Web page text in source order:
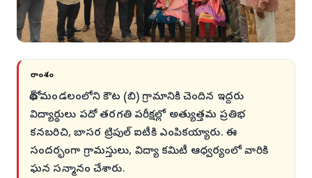
సారాంశం
బోథ్ మండలంలోని కౌట (బి) గ్రామానికి చెందిన ఇద్దరు
విద్యార్థులు పదో తరగతి పరీక్షల్లో అత్యుత్తమ ప్రతిభ
కనబరిచి, బాసర ట్రిపుల్ ఐటీకి ఎంపికయ్యారు. ఈ
సందర్భంగా గ్రామస్తులు, విద్యా కమిటీ ఆధ్వర్యంలో వారికి
ఘన సన్మానం చేశారు.